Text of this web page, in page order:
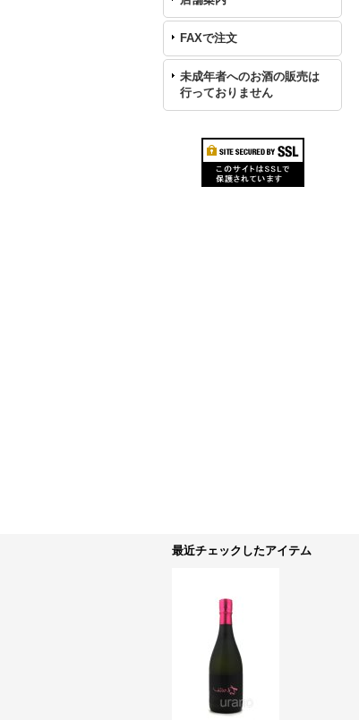
FAXで注文
未成年者へのお酒の販売は
行っておりません
最近チェックしたアイテム